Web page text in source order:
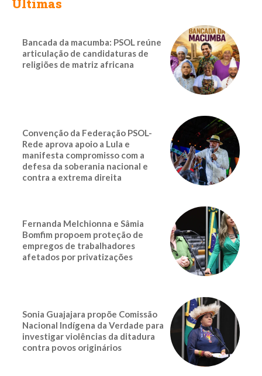
Últimas
Bancada da macumba: PSOL reúne
articulação de candidaturas de
religiões de matriz africana
Convenção da Federação PSOL-
Rede aprova apoio a Lula e
manifesta compromisso com a
defesa da soberania nacional e
contra a extrema direita
Fernanda Melchionna e Sâmia
Bomfim propoem proteção de
empregos de trabalhadores
afetados por privatizações
Sonia Guajajara propõe Comissão
Nacional Indígena da Verdade para
investigar violências da ditadura
contra povos originários